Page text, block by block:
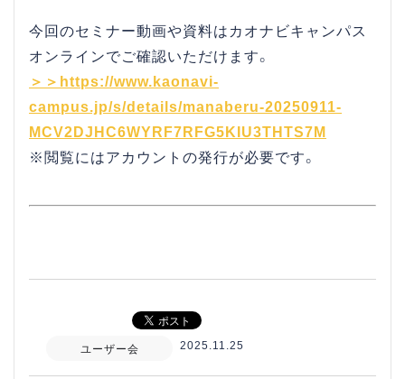
今回のセミナー動画や資料はカオナビキャンパス
オンラインでご確認いただけます。
＞＞https://www.kaonavi-
campus.jp/s/details/manaberu-20250911-
MCV2DJHC6WYRF7RFG5KIU3THTS7M
※閲覧にはアカウントの発行が必要です。
ユーザー会 2025.11.25